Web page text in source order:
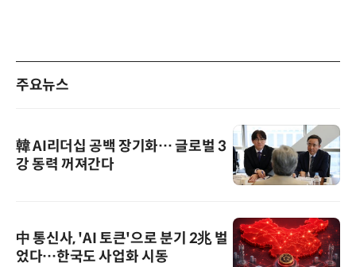
주요뉴스
韓 AI리더십 공백 장기화… 글로벌 3
강 동력 꺼져간다
中 통신사, 'AI 토큰'으로 분기 2兆 벌
었다…한국도 사업화 시동